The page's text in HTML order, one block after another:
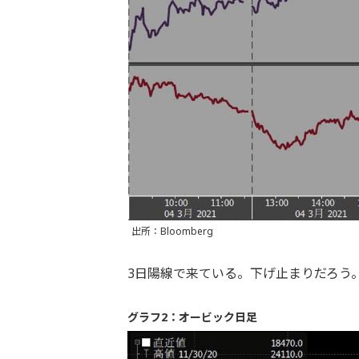
出所：Bloomberg
3日陽線で来ている。下げ止まりだろう
グラフ2：オービック日足